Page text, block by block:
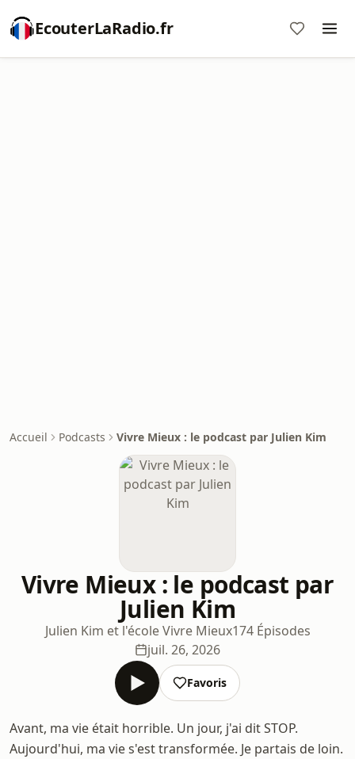
EcouterLaRadio.fr
Accueil Podcasts Vivre Mieux : le podcast par Julien Kim
Vivre Mieux : le podcast par
Julien Kim
Julien Kim et l'école Vivre Mieux174 Épisodes
juil. 26, 2026
Favoris
Avant, ma vie était horrible. Un jour, j'ai dit STOP.
Aujourd'hui, ma vie s'est transformée. Je partais de loin.